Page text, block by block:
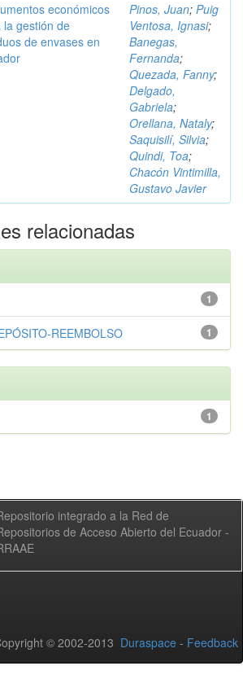
económicos
la gestión de
de envases en
Pinos, Juan; Puig
Ventosa, Ignasi;
Banegas,
Fernanda;
Quezada, Fanny;
Delgado,
Gabriela;
Orellana, Nataly;
Saquisilí, Silvia;
Quindi, Toa;
Chacón Vintimilla,
Gustavo Javier
relacionadas
1
1
REEMBOLSO
1
integrado a la Red de
de Acceso Abierto del Ecuador -
© 2002-2013 Duraspace - Feedback